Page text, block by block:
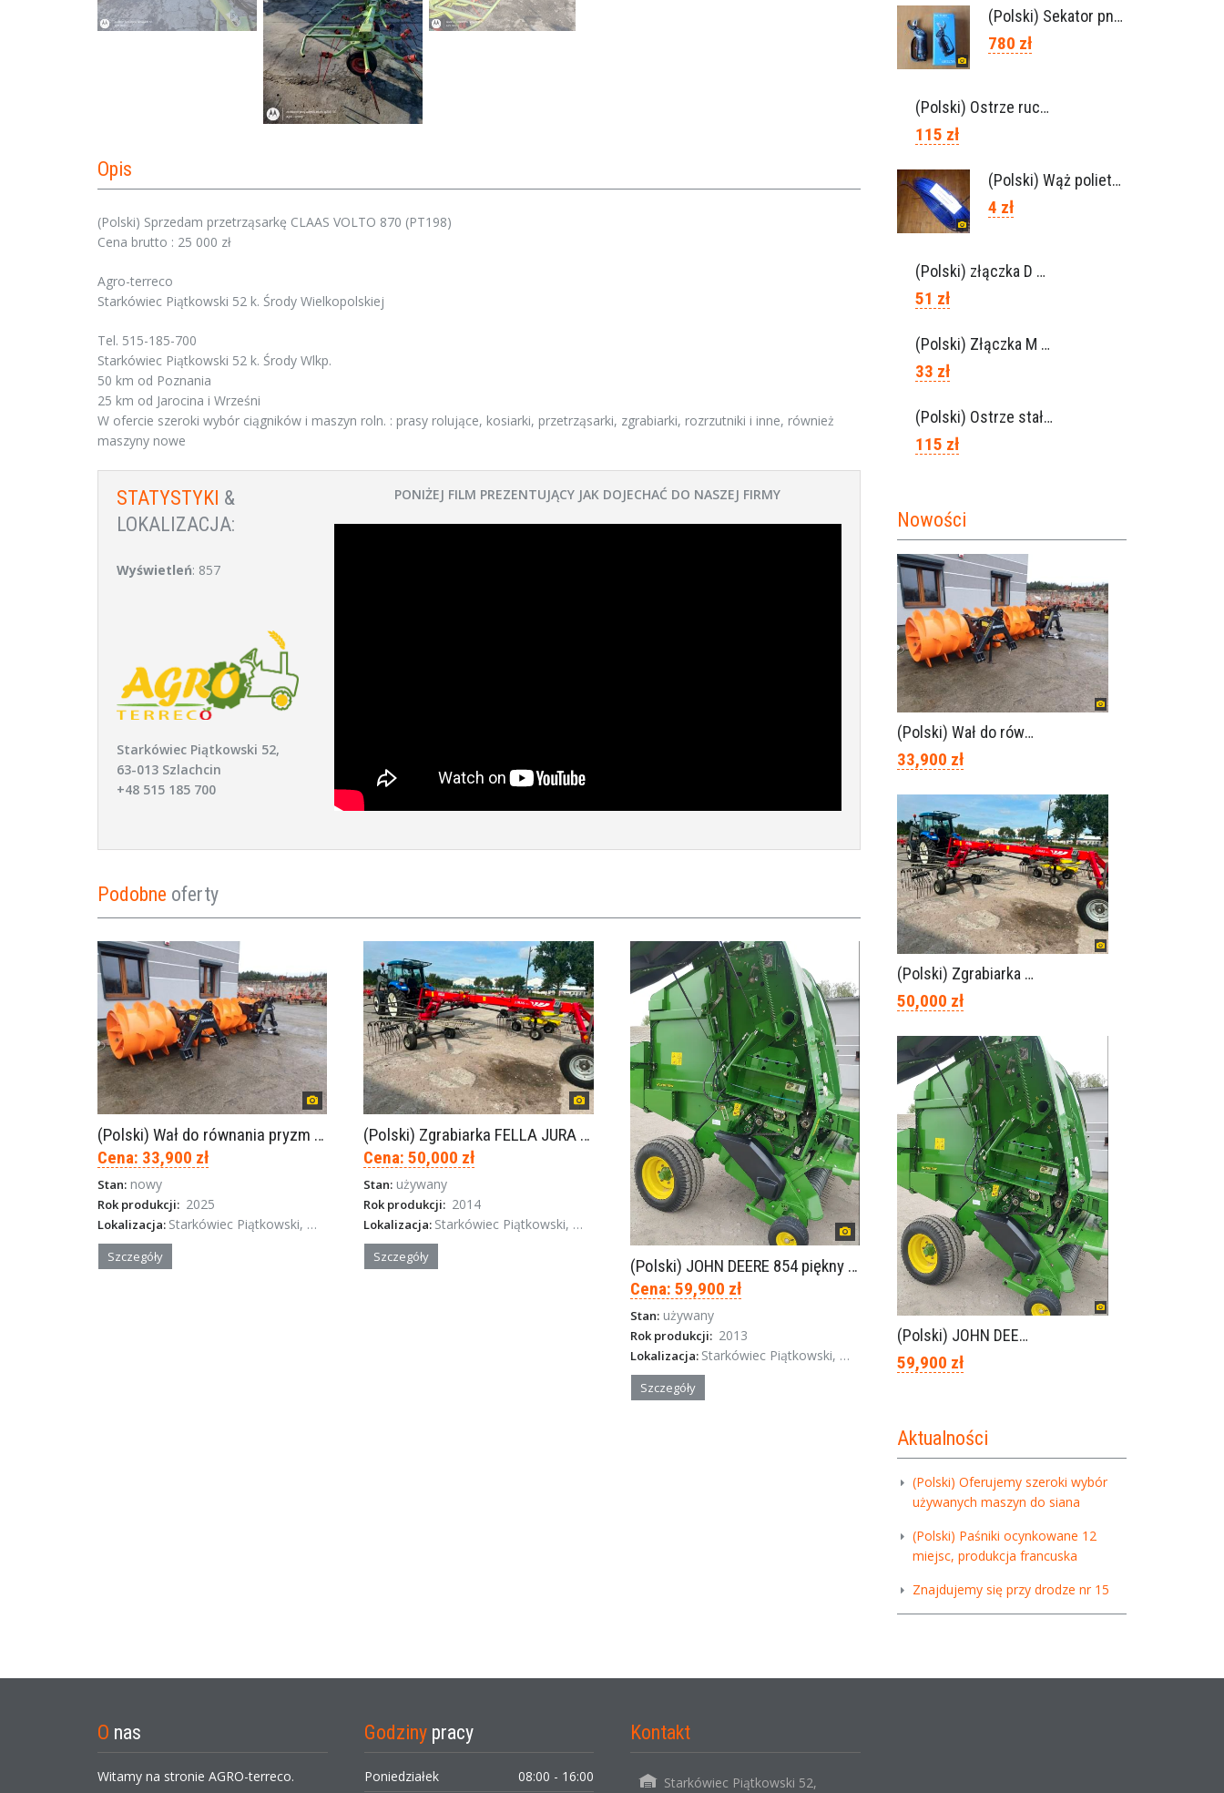
Opis
(Polski) Sprzedam przetrząsarkę CLAAS VOLTO 870 (PT198)
Cena brutto : 25 000 zł
Agro-terreco
Starkówiec Piątkowski 52 k. Środy Wielkopolskiej
Tel. 515-185-700
Starkówiec Piątkowski 52 k. Środy Wlkp.
50 km od Poznania
25 km od Jarocina i Wrześni
W ofercie szeroki wybór ciągników i maszyn roln. : prasy rolujące, kosiarki, przetrząsarki, zgrabiarki, rozrzutniki i inne, również
maszyny nowe
STATYSTYKI &
LOKALIZACJA:
Wyświetleń: 857
Starkówiec Piątkowski 52,
63-013 Szlachcin
+48 515 185 700
PONIŻEJ FILM PREZENTUJĄCY JAK DOJECHAĆ DO NASZEJ FIRMY
Podobne oferty
(Polski) Wał do równania pryzm z kiszonką -TORNADO-SPAWEX
Cena: 33,900 zł
Stan: nowy
Rok produkcji: 2025
Lokalizacja: Starkówiec Piątkowski, Wielkopolska
Szczegóły
(Polski) Zgrabiarka FELLA JURA 1402
Cena: 50,000 zł
Stan: używany
Rok produkcji: 2014
Lokalizacja: Starkówiec Piątkowski, Wielkopolska
Szczegóły
(Polski) JOHN DEERE 854 piękny stan
Cena: 59,900 zł
Stan:używany
Rok produkcji: 2013
Lokalizacja: Starkówiec Piątkowski, Wielkopolska
Szczegóły
(Polski) Sekator pneumatyczny VICTORY (Campagnola Włochy)
780 zł
(Polski) Ostrze ruchome Lisam, Ref. A1208
115 zł
(Polski) Wąż polietylen 6×8, Ref.0120.0203
4 zł
(Polski) złączka D 6×8 do węża, Ref. 0113.0106
51 zł
(Polski) Złączka M 6×8, Ref. 0115.0102
33 zł
(Polski) Ostrze stałe Lisam, Ref. A1206
115 zł
Nowości
(Polski) Wał do równania pryzm z kiszonką -TORNADO-SPAWEX
33,900 zł
(Polski) Zgrabiarka FELLA JURA 1402
50,000 zł
(Polski) JOHN DEERE 854 piękny stan
59,900 zł
Aktualności
(Polski) Oferujemy szeroki wybór
używanych maszyn do siana
(Polski) Paśniki ocynkowane 12
miejsc, produkcja francuska
Znajdujemy się przy drodze nr 15
O nas
Witamy na stronie AGRO-terreco.
Godziny pracy
Poniedziałek 08:00 - 16:00
Kontakt
Starkówiec Piątkowski 52,